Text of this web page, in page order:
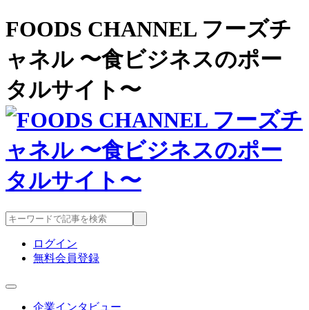
FOODS CHANNEL フーズチ
ャネル 〜食ビジネスのポー
タルサイト〜
ログイン
無料会員登録
企業インタビュー